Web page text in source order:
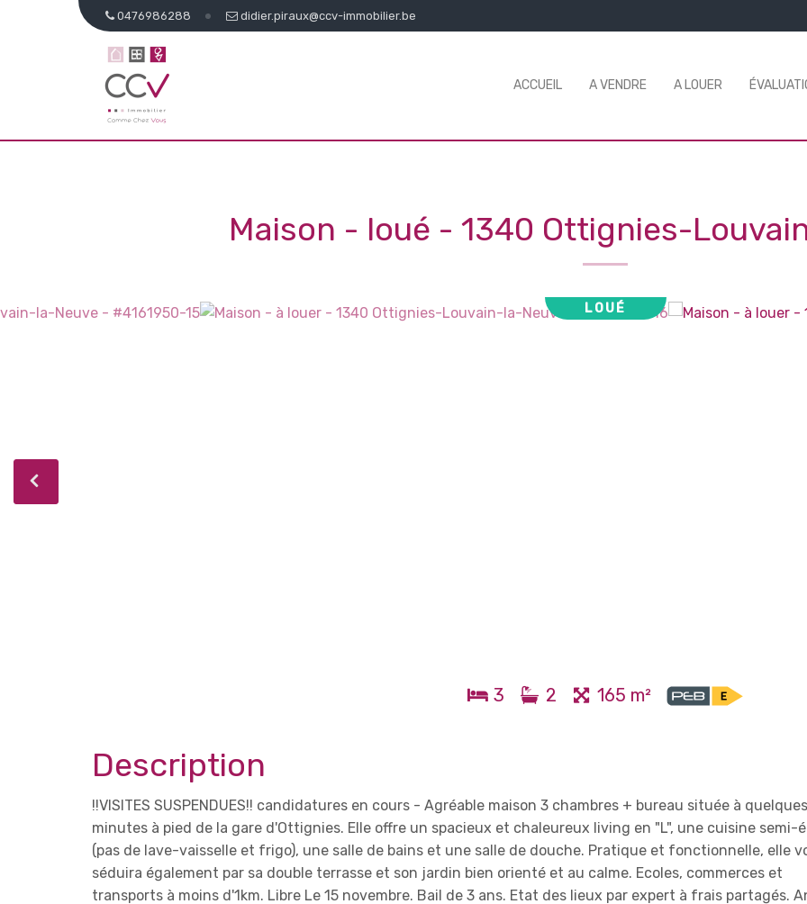
0476986288 didier.piraux@ccv-immobilier.be
ACCUEIL A VENDRE A LOUER
Maison - loué - 1340 Ottignies-
LOUÉ
3 2 165 m²
Description
!!VISITES SUSPENDUES!! candidatures en cours - Agréable maison 3 chambres + bureau située à quelques
minutes à pied de la gare d'Ottignies. Elle offre un spacieux et chaleureux living en "L", une cuisine semi-
(pas de lave-vaisselle et frigo), une salle de bains et une salle de douche. Pratique et fonctionnelle, elle
séduira également par sa double terrasse et son jardin bien orienté et au calme. Ecoles, commerces et
transports à moins d'1km. Libre Le 15 novembre. Bail de 3 ans. Etat des lieux par expert à frais partagés.